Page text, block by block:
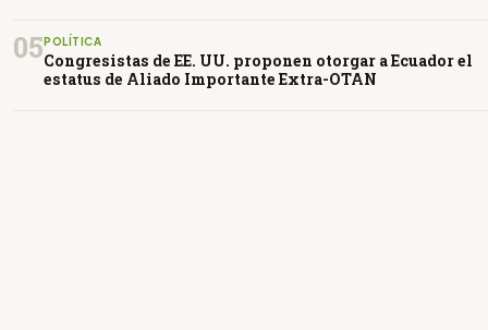
05POLÍTICA
Congresistas de EE. UU. proponen otorgar a Ecuador el
estatus de Aliado Importante Extra-OTAN